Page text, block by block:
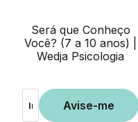
Será que Conheço
Você? (7 a 10 anos) |
Wedja Psicologia